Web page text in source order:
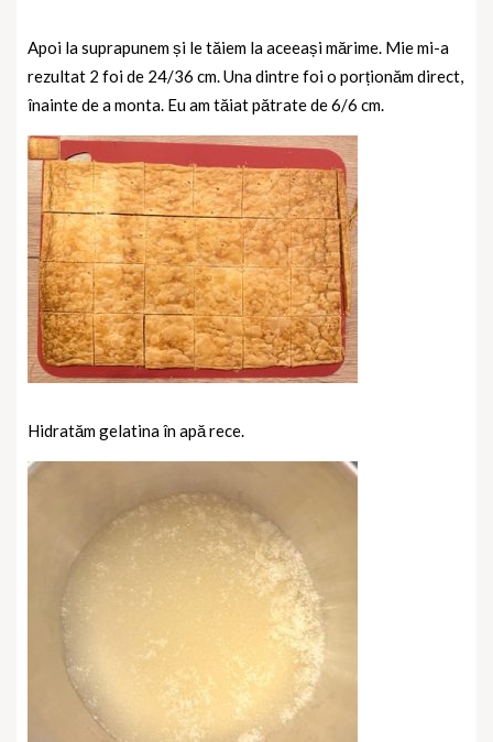
Apoi la suprapunem și le tăiem la aceeași mărime. Mie mi-a
rezultat 2 foi de 24/36 cm. Una dintre foi o porționăm direct,
înainte de a monta. Eu am tăiat pătrate de 6/6 cm.
Hidratăm gelatina în apă rece.